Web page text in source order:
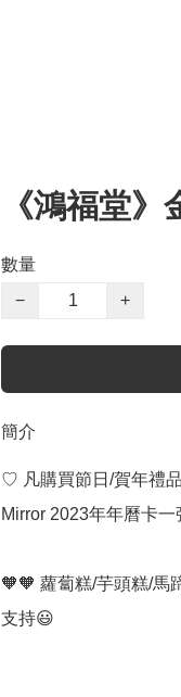
《鴻福堂
數量
−
+
簡介
♡ 凡購買節日/賀年禮
Mirror 2023年年曆卡一
🧡🧡 蘿蔔糕/芋頭糕/馬
支持😃